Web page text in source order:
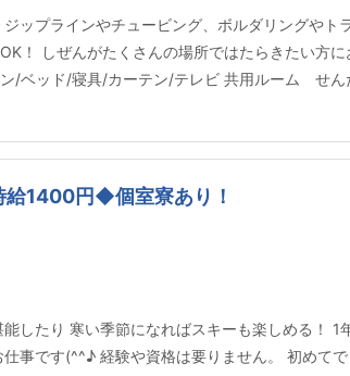
ップラインやチュービング、ボルダリングや
！ しぜんがたくさんの場所ではたらきたい方
/ベッド/寝具/カーテン/テレビ 共用ルーム せ
給1400円◆個室寮あり！
したり 寒い季節になればスキーも楽しめる！
事です(^^♪ 経験や資格は要りません。 初め